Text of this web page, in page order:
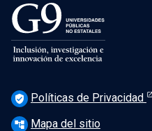
verified_user Políticas de Privacidad
account_tree Mapa del sitio